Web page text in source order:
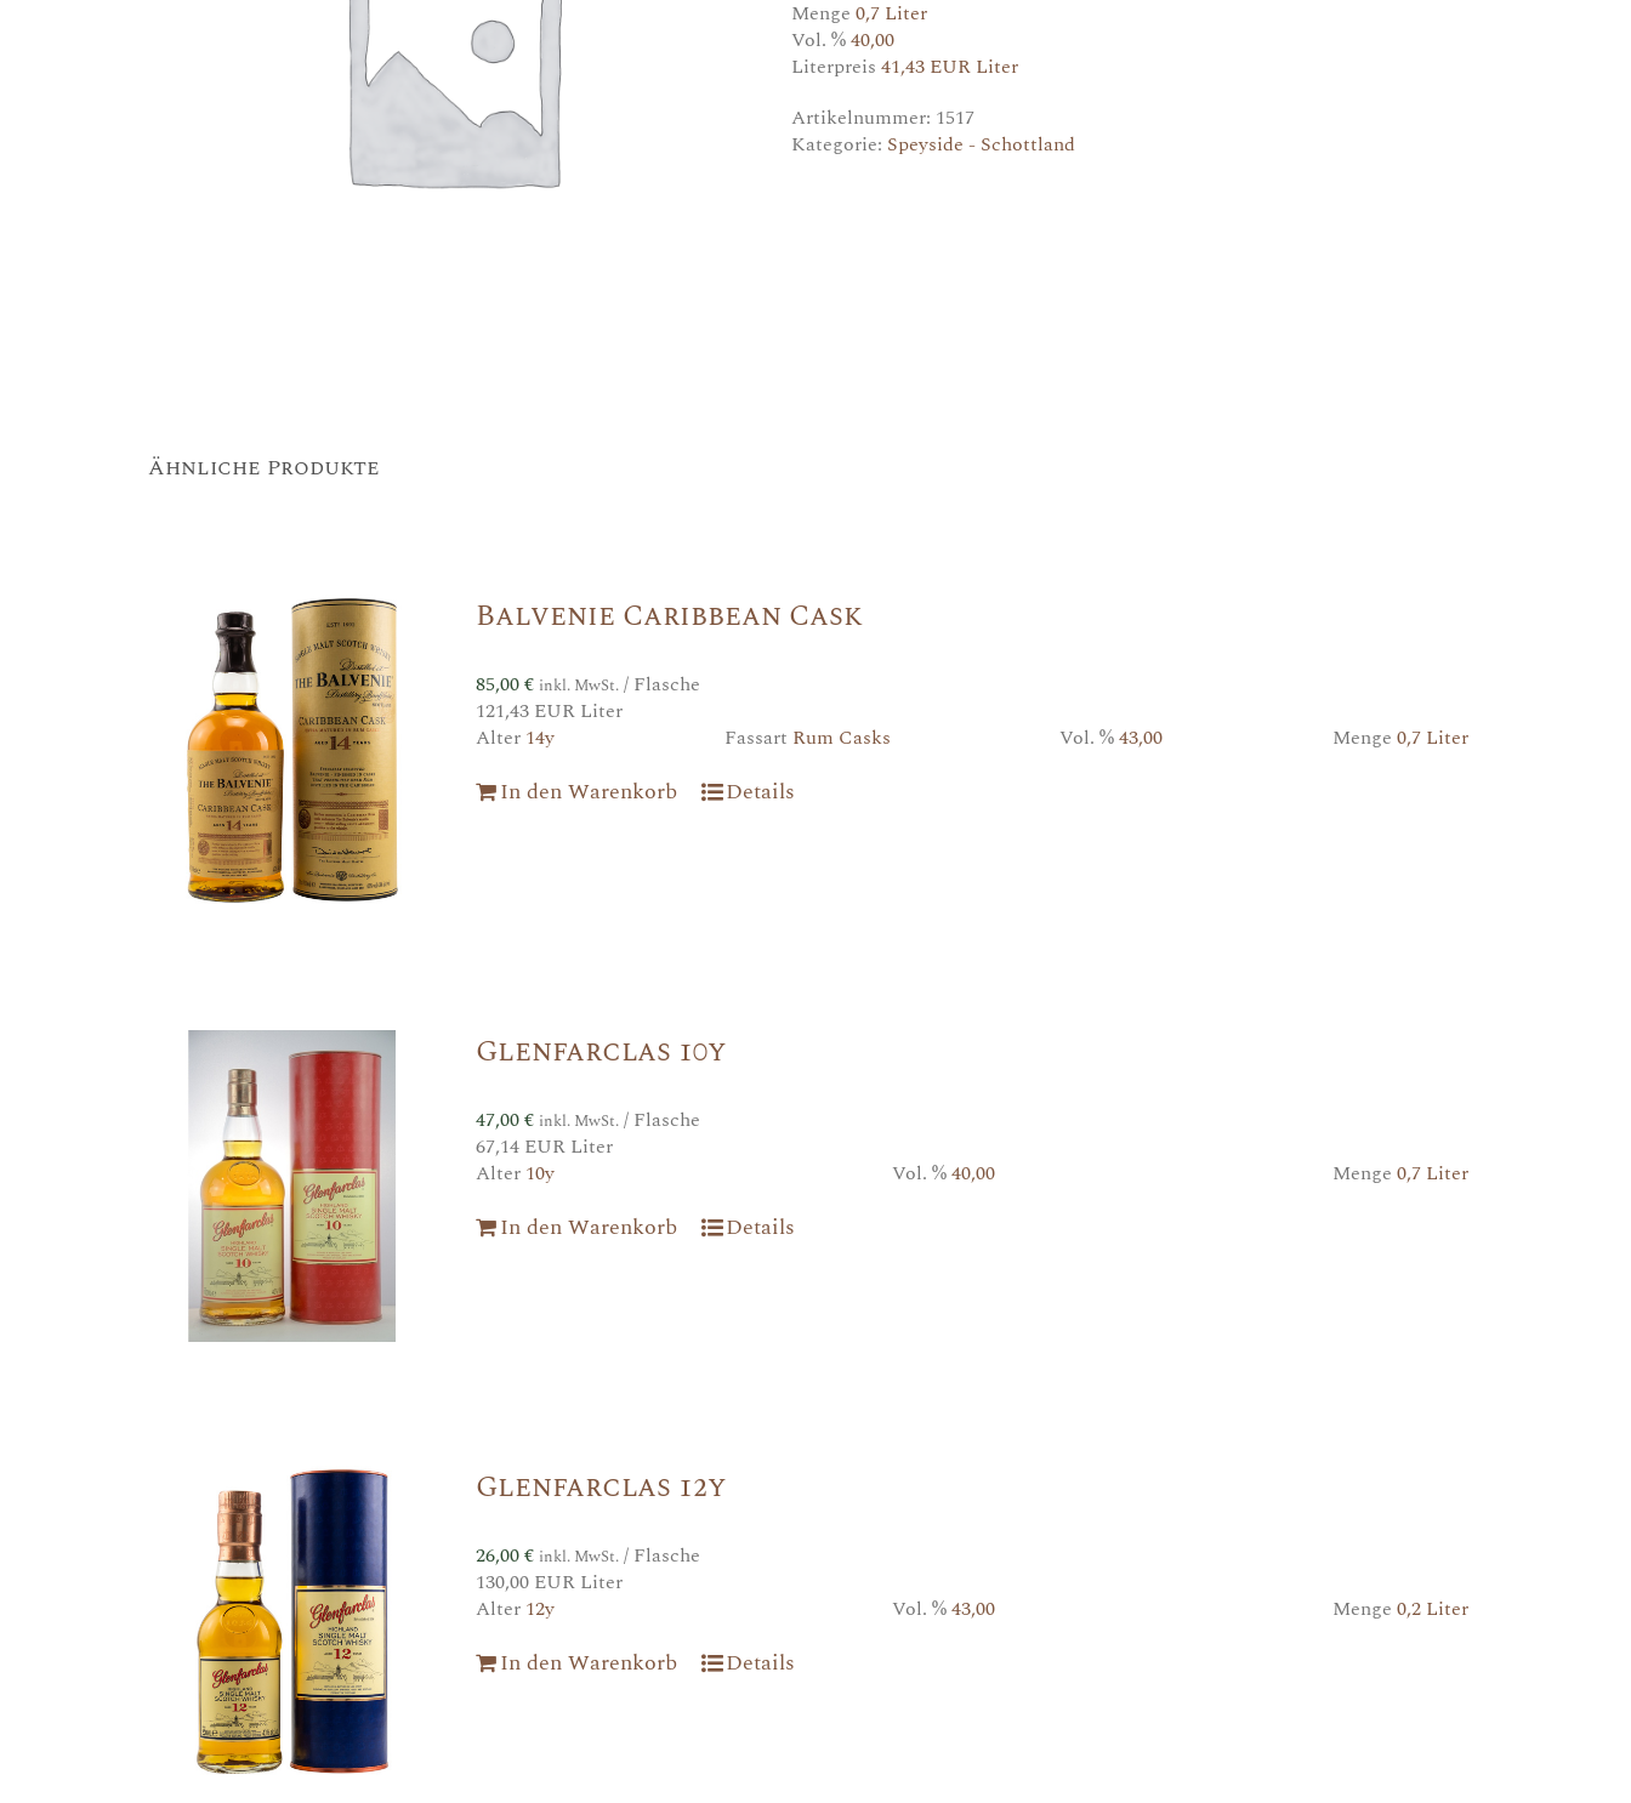
Menge 0,7 Liter
Vol. %40,00
Literpreis 41,43 EUR Liter
Artikelnummer: 1517
Kategorie: Speyside - Schottland
Ähnliche Produkte
Balvenie Caribbean Cask
85,00€ inkl. MwSt./ Flasche
121,43 EUR Liter
Alter 14y Fassart Rum Casks Vol. %43,00 Menge 0,7 Liter
In den Warenkorb Details
Glenfarclas 10y
47,00€ inkl. MwSt./ Flasche
67,14 EUR Liter
Alter 10y Vol. %40,00 Menge 0,7 Liter
In den Warenkorb Details
Glenfarclas 12y
26,00€ inkl. MwSt./ Flasche
130,00 EUR Liter
Alter 12y Vol. %43,00 Menge 0,2 Liter
In den Warenkorb Details